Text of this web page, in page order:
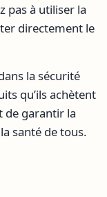
pas à utiliser la
directement le
la sécurité
qu’ils achètent
de garantir la
santé de tous.